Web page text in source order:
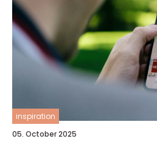
inspiration
05. October 2025